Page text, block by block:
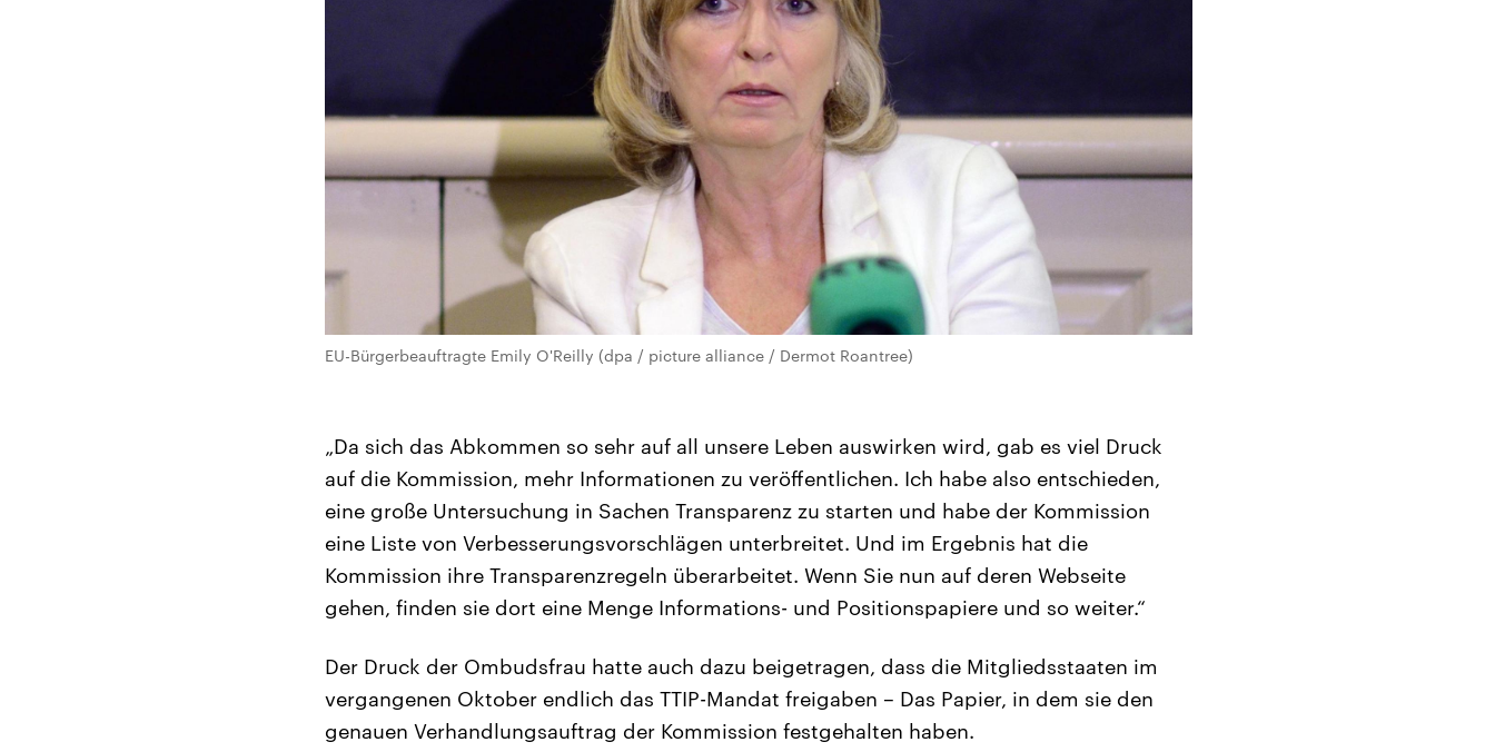
EU-Bürgerbeauftragte Emily O'Reilly (dpa / picture alliance / Dermot Roantree)
„Da sich das Abkommen so sehr auf all unsere Leben auswirken wird, gab es viel Druck
auf die Kommission, mehr Informationen zu veröffentlichen. Ich habe also entschieden,
eine große Untersuchung in Sachen Transparenz zu starten und habe der Kommission
eine Liste von Verbesserungsvorschlägen unterbreitet. Und im Ergebnis hat die
Kommission ihre Transparenzregeln überarbeitet. Wenn Sie nun auf deren Webseite
gehen, finden sie dort eine Menge Informations- und Positionspapiere und so weiter.“
Der Druck der Ombudsfrau hatte auch dazu beigetragen, dass die Mitgliedsstaaten im
vergangenen Oktober endlich das TTIP-Mandat freigaben – Das Papier, in dem sie den
genauen Verhandlungsauftrag der Kommission festgehalten haben.